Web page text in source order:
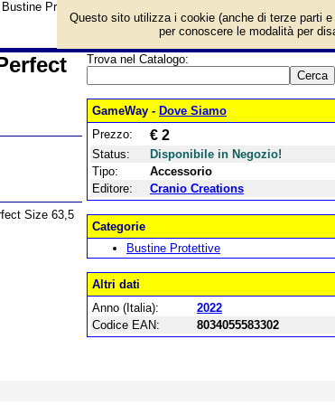
Protettive PYN 63.5 x 88 Perfect Size e prezzo di
Size 63,5
Trova nel Catalogo:
GameWay - Dove Siamo
Prezzo:
€ 2
Status:
Disponibile in Negozio!
Tipo:
Accessorio
Editore:
Cranio Creations
Categorie
Bustine Protettive
Altri dati
Anno (Italia):
2022
Codice EAN:
8034055583302
Questo sito utilizza i cookie (anche di terze parti
per conoscere le modalità per